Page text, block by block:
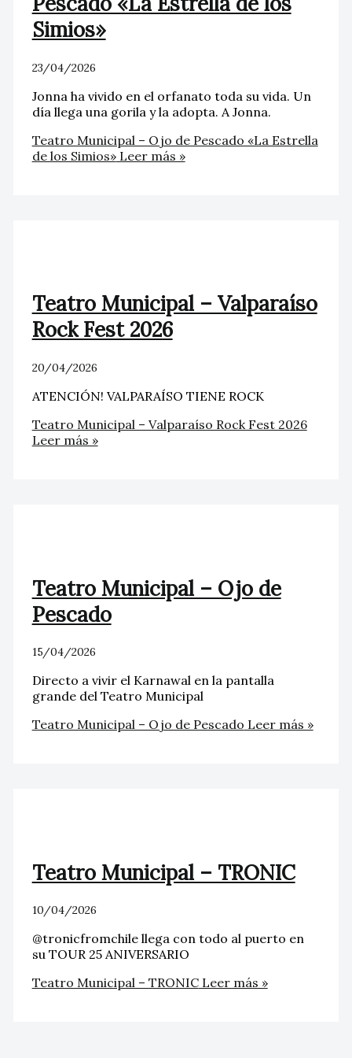
Simios»
23/04/2026
Jonna ha vivido en el orfanato toda su vida. Un
día llega una gorila y la adopta. A Jonna.
Teatro Municipal – Ojo de Pescado «La Estrella
de los Simios»Leer más »
Teatro Municipal – Valparaíso
Rock Fest 2026
20/04/2026
ATENCIÓN! VALPARAÍSO TIENE ROCK
Teatro Municipal – Valparaíso Rock Fest 2026
Leer más »
Teatro Municipal – Ojo de
Pescado
15/04/2026
Directo a vivir el Karnawal en la pantalla
grande del Teatro Municipal
Teatro Municipal – Ojo de Pescado Leer más »
Teatro Municipal – TRONIC
10/04/2026
@tronicfromchile llega con todo al puerto en
su TOUR 25 ANIVERSARIO
Teatro Municipal – TRONICLeer más »